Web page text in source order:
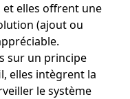
elles offrent une
(ajout ou
sur un principe
elles intègrent la
le système